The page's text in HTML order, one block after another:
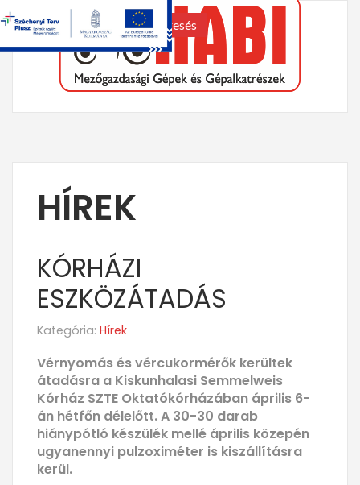
keresés
HÍREK
KÓRHÁZI
ESZKÖZÁTADÁS
Kategória: Hírek
Vérnyomás és vércukormérők kerültek
átadásra a Kiskunhalasi Semmelweis
Kórház SZTE Oktatókórházában április 6-
án hétfőn délelőtt. A 30-30 darab
hiánypótló készülék mellé április közepén
ugyanennyi pulzoximéter is kiszállításra
kerül.